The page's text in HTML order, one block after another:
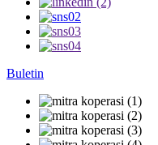
Buletin